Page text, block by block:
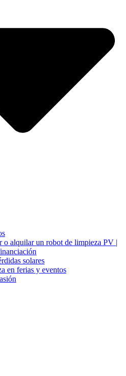
o alquilar un robot de limpieza PV |
solares
en ferias y eventos